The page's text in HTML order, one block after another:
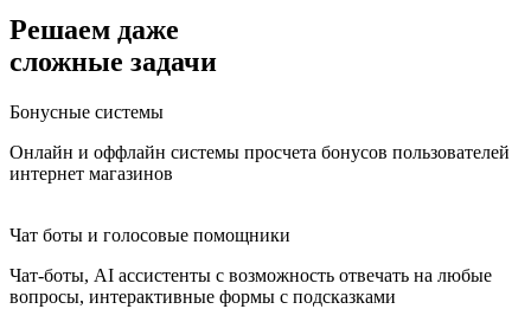
Решаем даже
сложные задачи
Бонусные системы
Онлайн и оффлайн системы просчета бонусов пользователей
интернет магазинов
Чат боты и голосовые помощники
Чат-боты, AI ассистенты с возможность отвечать на любые
вопросы, интерактивные формы с подсказками